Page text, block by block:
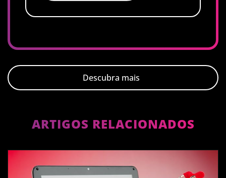
Descubra mais
ARTIGOS RELACIONADOS